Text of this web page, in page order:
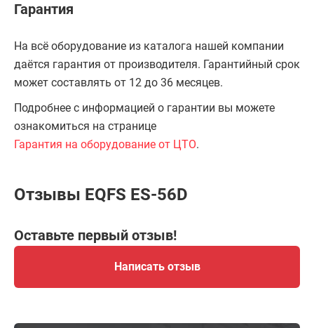
Гарантия
На всё оборудование из каталога нашей компании
даётся гарантия от производителя. Гарантийный срок
может составлять от 12 до 36 месяцев.
Подробнее с информацией о гарантии вы можете
ознакомиться на странице
Гарантия на оборудование от ЦТО.
Отзывы EQFS ES-56D
Оставьте первый отзыв!
Написать отзыв